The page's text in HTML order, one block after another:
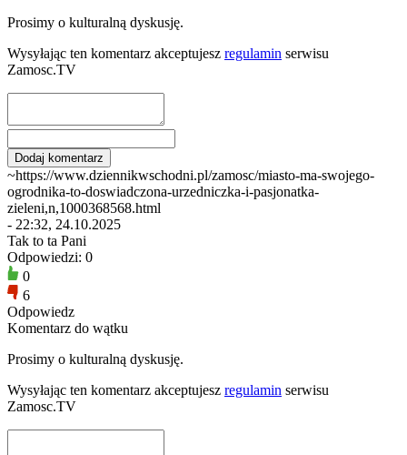
Prosimy o kulturalną dyskusję.
Wysyłając ten komentarz akceptujesz regulamin serwisu
Zamosc.TV
~https://www.dziennikwschodni.pl/zamosc/miasto-ma-swojego-
ogrodnika-to-doswiadczona-urzedniczka-i-pasjonatka-
zieleni,n,1000368568.html
- 22:32, 24.10.2025
Tak to ta Pani
Odpowiedzi: 0
0
6
Odpowiedz
Komentarz do wątku
Prosimy o kulturalną dyskusję.
Wysyłając ten komentarz akceptujesz regulamin serwisu
Zamosc.TV